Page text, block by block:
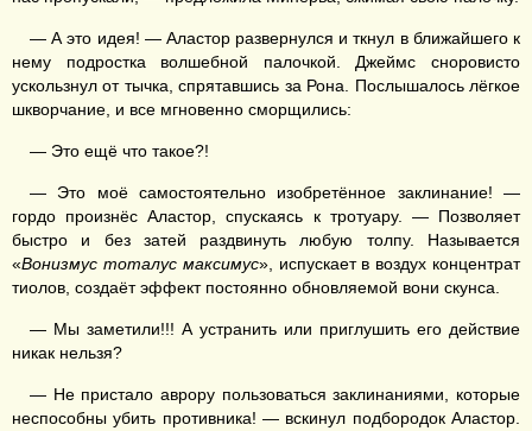
— А это идея! — Аластор развернулся и ткнул в ближайшего к
нему подростка волшебной палочкой. Джеймс сноровисто
ускользнул от тычка, спрятавшись за Рона. Послышалось лёгкое
шкворчание, и все мгновенно сморщились:
— Это ещё что такое?!
— Это моё самостоятельно изобретённое заклинание! —
гордо произнёс Аластор, спускаясь к тротуару. — Позволяет
быстро и без затей раздвинуть любую толпу. Называется
«Вонизмус тоталус максимус», испускает в воздух концентрат
тиолов, создаёт эффект постоянно обновляемой вони скунса.
— Мы заметили!!! А устранить или приглушить его действие
никак нельзя?
— Не пристало аврору пользоваться заклинаниями, которые
неспособны убить противника! — вскинул подбородок Аластор.